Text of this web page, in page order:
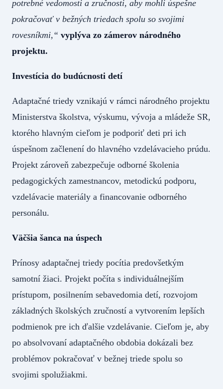
potrebné vedomosti a zručnosti, aby mohli úspešne
pokračovať v bežných triedach spolu so svojimi
rovesníkmi,“ vyplýva zo zámerov národného
projektu.
Investícia do budúcnosti detí
Adaptačné triedy vznikajú v rámci národného projektu
Ministerstva školstva, výskumu, vývoja a mládeže SR,
ktorého hlavným cieľom je podporiť deti pri ich
úspešnom začlenení do hlavného vzdelávacieho prúdu.
Projekt zároveň zabezpečuje odborné školenia
pedagogických zamestnancov, metodickú podporu,
vzdelávacie materiály a financovanie odborného
personálu.
Väčšia šanca na úspech
Prínosy adaptačnej triedy pocítia predovšetkým
samotní žiaci. Projekt počíta s individuálnejším
prístupom, posilnením sebavedomia detí, rozvojom
základných školských zručností a vytvorením lepších
podmienok pre ich ďalšie vzdelávanie. Cieľom je, aby
po absolvovaní adaptačného obdobia dokázali bez
problémov pokračovať v bežnej triede spolu so
svojimi spolužiakmi.